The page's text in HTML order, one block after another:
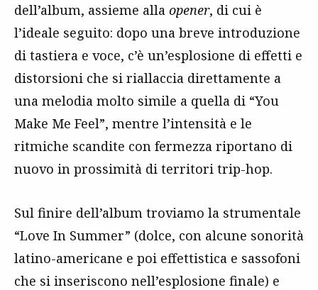
dell’album, assieme alla opener, di cui è
l’ideale seguito: dopo una breve introduzione
di tastiera e voce, c’è un’esplosione di effetti e
distorsioni che si riallaccia direttamente a
una melodia molto simile a quella di “You
Make Me Feel”, mentre l’intensità e le
ritmiche scandite con fermezza riportano di
nuovo in prossimità di territori trip-hop.
Sul finire dell’album troviamo la strumentale
“Love In Summer” (dolce, con alcune sonorità
latino-americane e poi effettistica e sassofoni
che si inseriscono nell’esplosione finale) e